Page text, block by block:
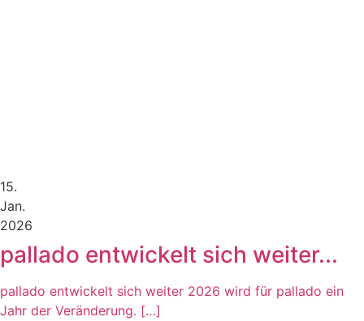
15.
Jan.
2026
pallado entwickelt sich weiter...
pallado entwickelt sich weiter 2026 wird für pallado ein
Jahr der Veränderung. […]